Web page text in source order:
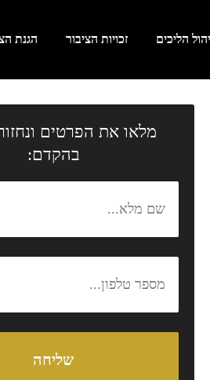
הליכים זכויות הציבור הגנת
מלאו את הפרטים
בהקדם: